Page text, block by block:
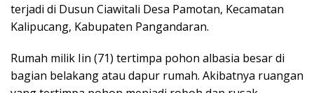
terjadi di Dusun Ciawitali Desa Pamotan, Kecamatan
Kalipucang, Kabupaten Pangandaran.
Rumah milik Iin (71) tertimpa pohon albasia besar di
bagian belakang atau dapur rumah. Akibatnya ruangan